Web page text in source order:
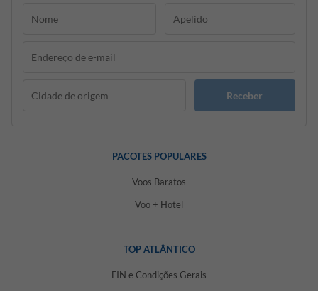
Receber
PACOTES POPULARES
Voos Baratos
Voo + Hotel
TOP ATLÂNTICO
FIN e Condições Gerais